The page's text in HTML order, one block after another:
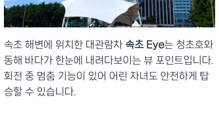
속초 해변에 위치한 대관람차 속초 Eye는 청초호와
동해 바다가 한눈에 내려다보이는 뷰 포인트입니다.
회전 중 멈춤 기능이 있어 어린 자녀도 안전하게 탑
승할 수 있습니다.